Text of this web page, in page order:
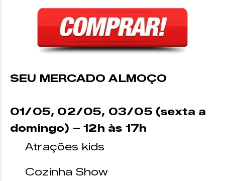
SEU MERCADO ALMOÇO
01/05, 02/05, 03/05 (sexta a
domingo) –12h às 17h
Atrações kids
Cozinha Show